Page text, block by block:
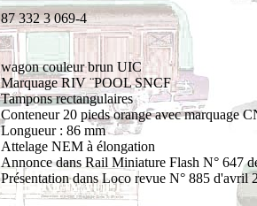
87 332 3 069-4
wagoncouleur brun UIC
Marquage RIV ¨POOL SNCF
Tampons rectangulaires
Conteneur 20 pieds orange avec marquage
Longueur : 86 mm
Attelage NEM à élongation
Annonce dans Rail Miniature Flash N° 647
Présentation dans Loco revue N° 885 d'avril